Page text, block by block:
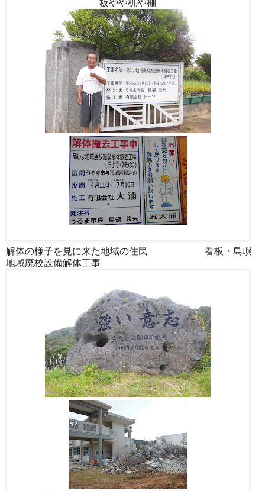
板やや机や棚
解体の様子を見に来た地域の住民 看板・島嶼
地域廃校設備解体工事